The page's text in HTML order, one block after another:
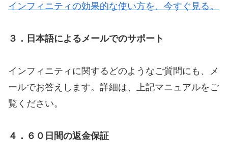
インフィニティの効果的な使い方を、今すぐ見る。
３．日本語によるメールでのサポート
インフィニティに関するどのようなご質問にも、メ
ールでお答えします。詳細は、上記マニュアルをご
覧ください。
４．６０日間の返金保証